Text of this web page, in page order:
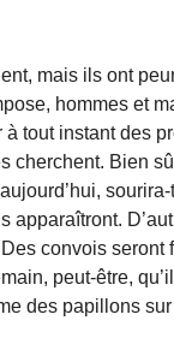
mais ils ont
hommes et
à tout instant des
cherchent. Bien
apparaîtront.
convois seront
peut-être,
des papillons